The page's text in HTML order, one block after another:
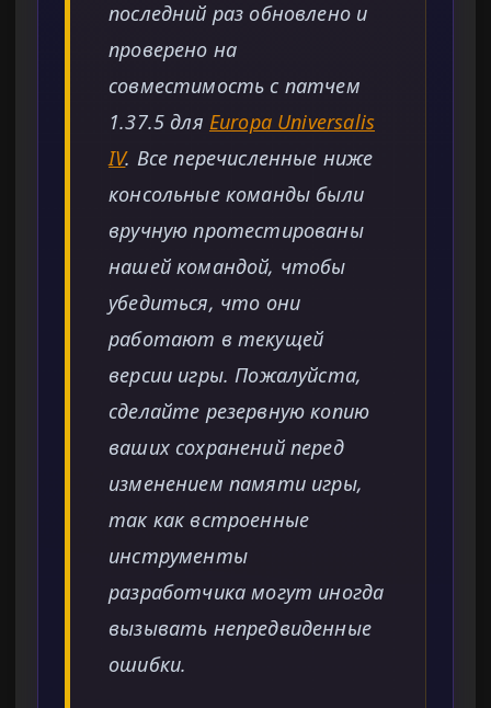
последний раз обновлено и
проверено на
совместимость с патчем
1.37.5 для Europa Universalis
IV. Все перечисленные ниже
консольные команды были
вручную протестированы
нашей командой, чтобы
убедиться, что они
работают в текущей
версии игры. Пожалуйста,
сделайте резервную копию
ваших сохранений перед
изменением памяти игры,
так как встроенные
инструменты
разработчика могут иногда
вызывать непредвиденные
ошибки.